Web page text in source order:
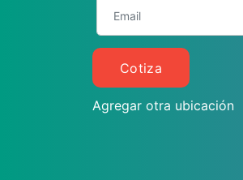
Cotiza
Agregar otra ubicación